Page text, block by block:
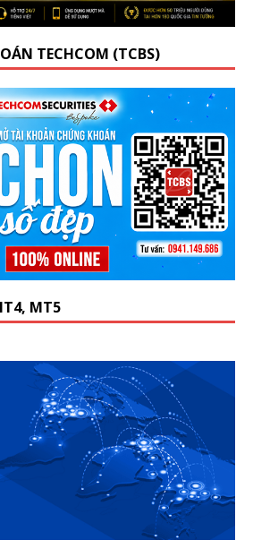
TECHCOM (TCBS)
MT5